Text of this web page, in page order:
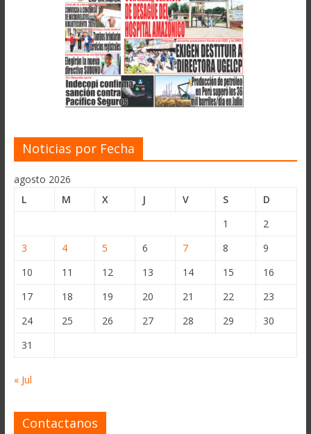
Noticias por Fecha
agosto 2026
L
M X J V S
D
1
2
3
4 5 6 7 8
9
10
11 12 13 14 15
16
17
18 19 20 21 22
23
24
25 26 27 28 29
30
31
« Jul
Contactanos